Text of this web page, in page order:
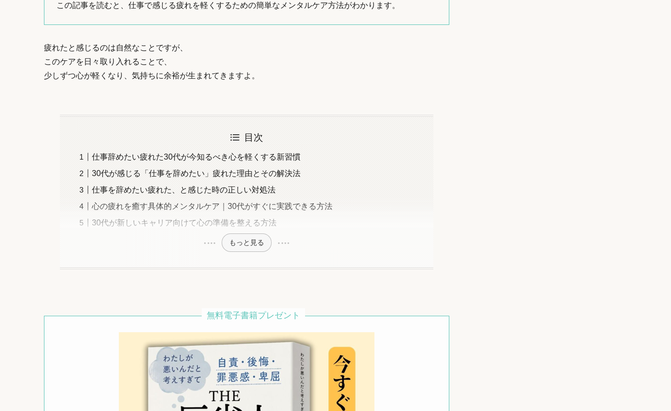
この記事を読むと、仕事で感じる疲れを軽くするための簡単なメンタルケア方法がわかります。
疲れたと感じるのは自然なことですが、
このケアを日々取り入れることで、
少しずつ心が軽くなり、気持ちに余裕が生まれてきますよ。
目次
仕事辞めたい疲れた30代が今知るべき心を軽くする新習慣
30代が感じる「仕事を辞めたい」疲れた理由とその解決法
仕事を辞めたい疲れた、と感じた時の正しい対処法
心の疲れを癒す具体的メンタルケア｜30代がすぐに実践できる方法
30代が新しいキャリア向けて心の準備を整える方法
もっと見る
無料電子書籍プレゼント